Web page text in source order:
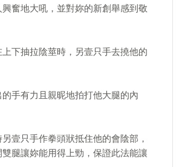
奮地大吼，並對妳的新創舉感到敬
抽拉陰莖時，另壹只手去撓他的
有力且親昵地拍打他大腿的內
只手作拳頭狀抵住他的會陰部，
腿讓妳能用得上勁，保證此法能讓